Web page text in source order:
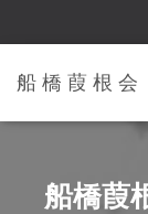
船 橋 葭 根 会
船橋葭